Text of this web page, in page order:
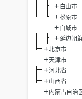
白山市
松原市
白城市
延边朝
北京市
天津市
河北省
山西省
内蒙古自治